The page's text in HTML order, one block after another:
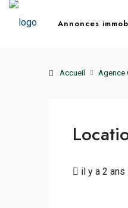
Annonces
Accueil Agence
il y a 2 ans